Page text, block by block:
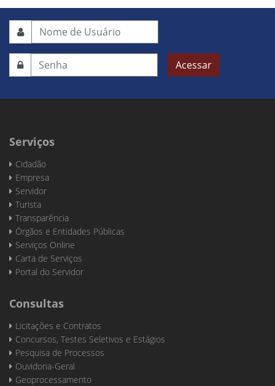
Acessar
Serviços
Cidadão
Empresa
Servidor
Turista
Transparência
Órgãos e Entidades Públicas
Serviços Online
Carta de Serviços
Portal do Servidor
Consultas
Licitações e Contratos
Concursos, Testes Seletivos e Estágios
Pesquisa de Processos
Ouvidoria-Geral
Geoprocessamento